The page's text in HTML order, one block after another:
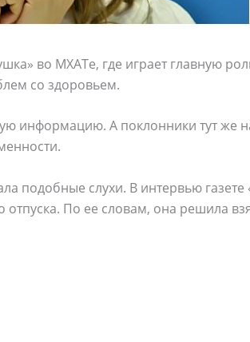
во МХАТе, где играет главную
со здоровьем.
информацию. А поклонники тут же
подобные слухи. В интервью газете
По ее словам, она решила